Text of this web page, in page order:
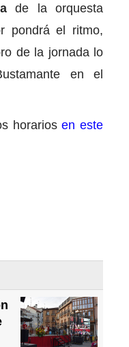
de la orquesta
pondrá el ritmo,
de la jornada lo
en el
horariosen este